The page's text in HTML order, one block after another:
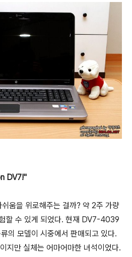
DV7!"
움을 위로해주는 걸까? 약 2주 가량
할 수 있게 되었다. 현재 DV7-4039
모델이 시중에서 판매되고 있다.
지만 실체는 어마어마한 녀석이었다.